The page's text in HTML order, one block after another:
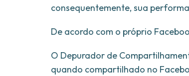
consequentemente, sua
De acordo com o próprio
O Depurador de
quando compartilhado no